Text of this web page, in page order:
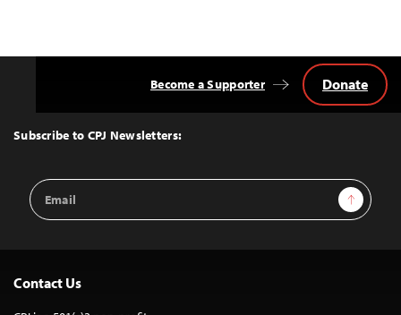
Top
Subscribe to CPJ Newsletters:
Email
Address
Sign Up
Become a Supporter Donate
Contact Us